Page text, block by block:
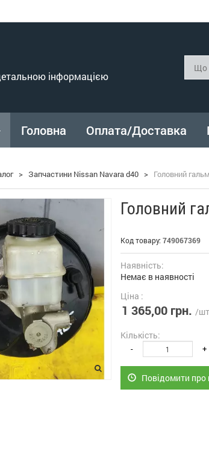
інформацією
Головна Оплата/Доставка
> Запчастини Nissan Navara d40 > Головний
Головний
Код товару: 749067369
Наявність:
Немає в наявності
Ціна :
1 365,00 грн. /шт
Кількість:
- +
Повідомити про